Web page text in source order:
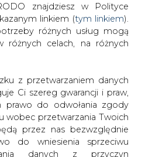
znajdziesz w Polityce
linkiem (tym linkiem).
różnych usług mogą
różnych celach, na różnych
z przetwarzaniem danych
Ci szereg gwarancji i praw,
prawo do odwołania zgody
wobec przetwarzania Twoich
przez nas bezwzględnie
do wniesienia sprzeciwu
danych z przyczyn
istotna dla